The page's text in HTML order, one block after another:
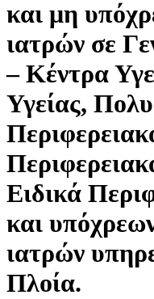
και μη
ιατρών σε
– Κέντρα
Υγείας,
Ειδικά
και
ιατρών
Πλοία.